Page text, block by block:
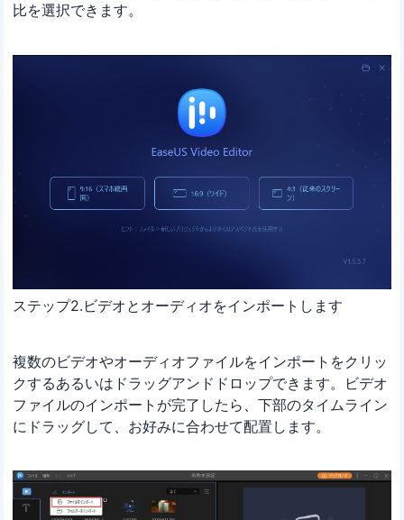
比を選択できます。
ステップ2.ビデオとオーディオをインポートします
複数のビデオやオーディオファイルをインポートをクリッ
クするあるいはドラッグアンドドロップできます。ビデオ
ファイルのインポートが完了したら、下部のタイムライン
にドラッグして、お好みに合わせて配置します。